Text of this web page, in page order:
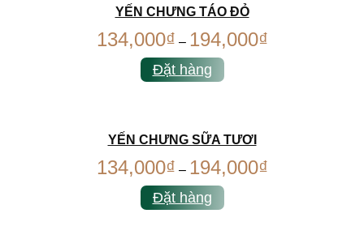
YẾN CHƯNG TÁO ĐỎ
134,000₫ – 194,000₫
Đặt hàng
YẾN CHƯNG SỮA TƯƠI
134,000₫ – 194,000₫
Đặt hàng